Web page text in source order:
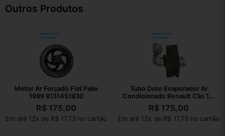
Outros Produtos
Motor Ar Forçado Fiat Palio
1999 9131451930
R$ 175,00
Em até 12x de R$ 17,73 no cartão
Tubo Duto Evaporador Ar
Condicionado Renault Clio 1.0
2015
R$ 175,00
Em até 12x de R$ 17,73 no cartão